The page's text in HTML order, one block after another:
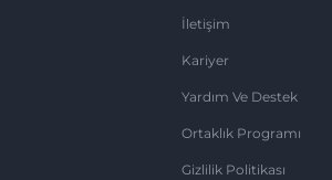
İletişim
Kariyer
Yardım Ve Destek
Ortaklık Programı
Gizlilik Politikası